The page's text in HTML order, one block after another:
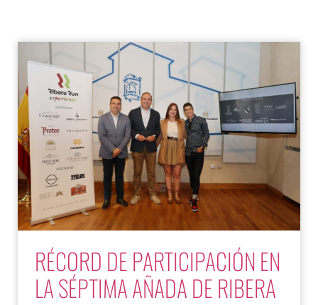
RÉCORD DE PARTICIPACIÓN EN
LA SÉPTIMA AÑADA DE RIBERA